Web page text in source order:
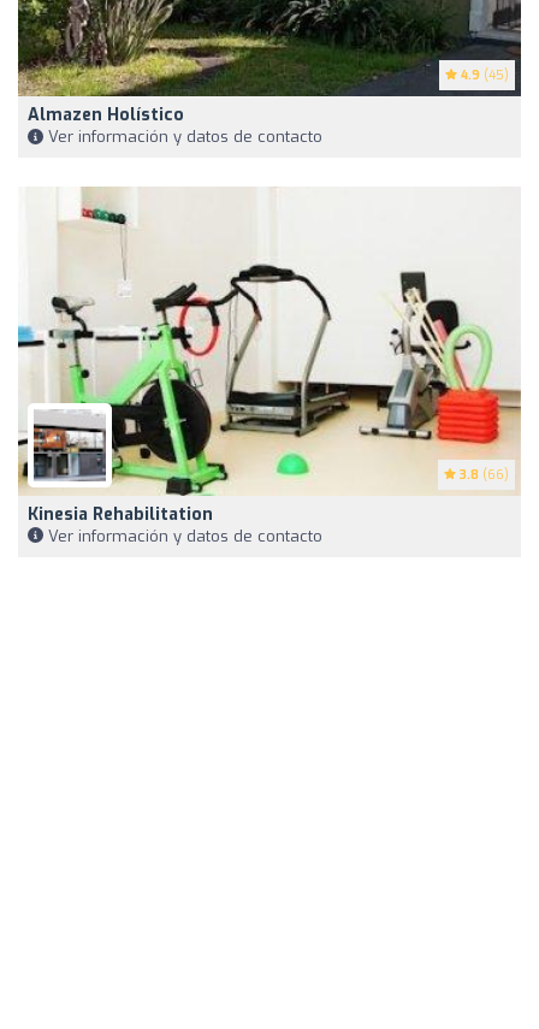
4.9 (45)
Almazen Holístico
Ver información y datos de contacto
3.8 (66)
Kinesia Rehabilitation
Ver información y datos de contacto